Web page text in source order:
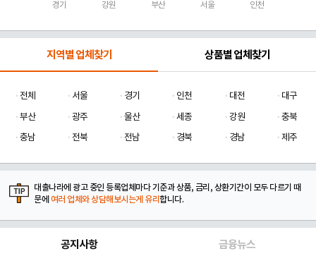
경기 강원 부산 서울 인천
지역별 업체찾기 상품별 업체찾기
전체 서울 경기 인천 대전
대구
부산
광주 울산 세종 강원
충북
충남
전북 전남 경북 경남 제주
대출나라에 광고 중인 등록업체마다 기준과 상품, 금리, 상환기간이 모두 다르기 때
문에 여러 업체와 상담해보시는게 유리합니다.
공지사항 금융뉴스